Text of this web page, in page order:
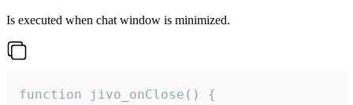
Is executed when chat window is minimized.
function jivo_onClose() {